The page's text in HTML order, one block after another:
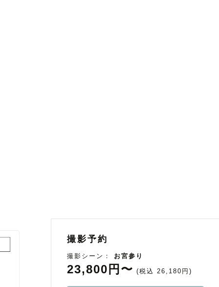
撮影予約
撮影シーン： お宮参り
23,800円〜 (税込 26,180円)